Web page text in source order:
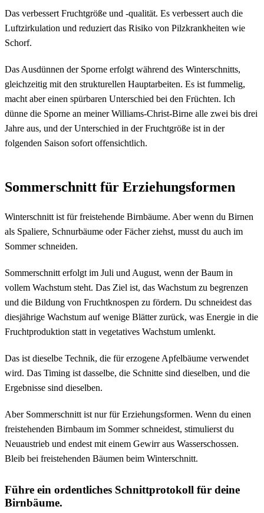
Das verbessert Fruchtgröße und -qualität. Es verbessert auch die
Luftzirkulation und reduziert das Risiko von Pilzkrankheiten wie
Schorf.
Das Ausdünnen der Sporne erfolgt während des Winterschnitts,
gleichzeitig mit den strukturellen Hauptarbeiten. Es ist fummelig,
macht aber einen spürbaren Unterschied bei den Früchten. Ich
dünne die Sporne an meiner Williams-Christ-Birne alle zwei bis drei
Jahre aus, und der Unterschied in der Fruchtgröße ist in der
folgenden Saison sofort offensichtlich.
Sommerschnitt für Erziehungsformen
Winterschnitt ist für freistehende Birnbäume. Aber wenn du Birnen
als Spaliere, Schnurbäume oder Fächer ziehst, musst du auch im
Sommer schneiden.
Sommerschnitt erfolgt im Juli und August, wenn der Baum in
vollem Wachstum steht. Das Ziel ist, das Wachstum zu begrenzen
und die Bildung von Fruchtknospen zu fördern. Du schneidest das
diesjährige Wachstum auf wenige Blätter zurück, was Energie in die
Fruchtproduktion statt in vegetatives Wachstum umlenkt.
Das ist dieselbe Technik, die für erzogene Apfelbäume verwendet
wird. Das Timing ist dasselbe, die Schnitte sind dieselben, und die
Ergebnisse sind dieselben.
Aber Sommerschnitt ist nur für Erziehungsformen. Wenn du einen
freistehenden Birnbaum im Sommer schneidest, stimulierst du
Neuaustrieb und endest mit einem Gewirr aus Wasserschossen.
Bleib bei freistehenden Bäumen beim Winterschnitt.
Führe ein ordentliches Schnittprotokoll für deine
Birnbäume.